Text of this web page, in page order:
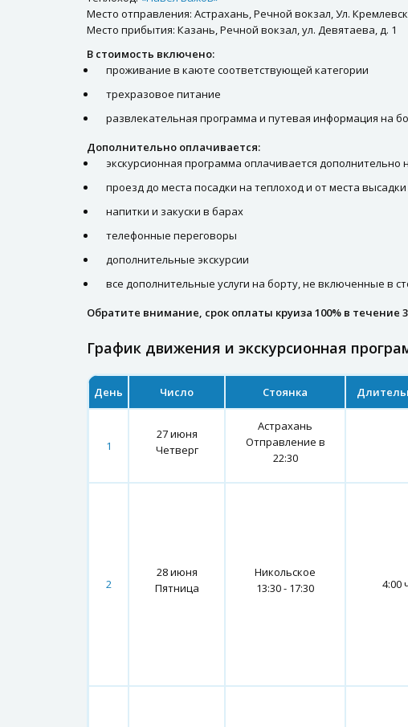
Место отправления: Астрахань, Речной вокзал, Ул.
Место прибытия: Казань, Речной вокзал, ул. Девятаева, д. 1
В стоимость включено:
проживание в каюте соответствующей категории
трехразовое питание
развлекательная программа и путевая информация на
Дополнительно оплачивается:
экскурсионная программа оплачивается
проезд до места посадки на теплоход и от места высадки
напитки и закуски в барах
телефонные переговоры
дополнительные экскурсии
все дополнительные услуги на борту, не включенные в
Обратите внимание, срок оплаты круиза 100% в
График движения и экскурсионная
День Число Стоянка
1
27 июня
Четверг
Астрахань
Отправление в
22:30
2
28 июня
Пятница
Никольское
13:30 - 17:30
4:00